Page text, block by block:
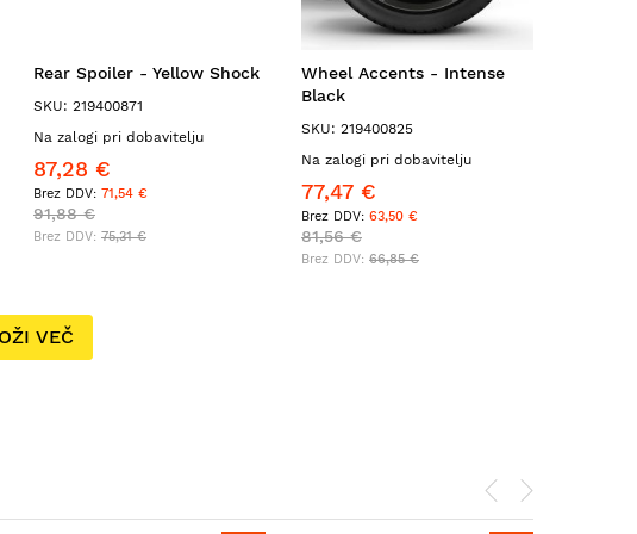
Rear Spoiler - Yellow Shock
SKU: 219400871
Na zalogi pri dobavitelju
87,28 €
71,54 €
91,88 €
75,31 €
Wheel Accents - Intense
Black
SKU: 219400825
Na zalogi pri dobavitelju
77,47 €
63,50 €
81,56 €
66,85 €
VEČ